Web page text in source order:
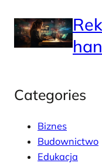
Categories
Biznes
Budownictwo
Edukacja